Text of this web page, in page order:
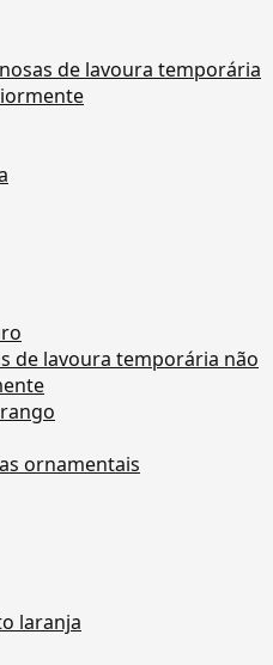
de lavoura temporária
de lavoura temporária não
ornamentais
laranja